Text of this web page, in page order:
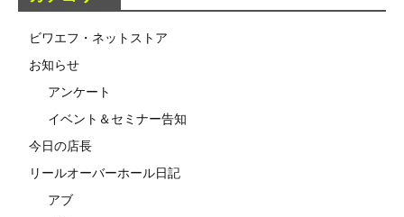
ビワエフ・ネットストア
お知らせ
アンケート
イベント＆セミナー告知
今日の店長
リールオーバーホール日記
アブ